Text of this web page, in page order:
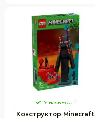
У наявності
Конструктор Minecraft